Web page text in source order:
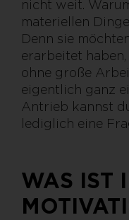
nicht weit.
materiellen
Denn sie
erarbeitet
ohne große
eigentlich ganz
Antrieb kannst
lediglich eine
WAS IST